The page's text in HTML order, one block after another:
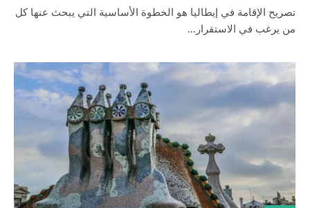
تصريح الإقامة في إيطاليا هو الخطوة الأساسية التي يبحث عنها كل
من يرغب في الاستقرار…